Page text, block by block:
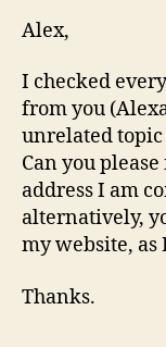
Alex,
I checked
from you
unrelated
Can you
address I am
alternatively,
my website,
Thanks.